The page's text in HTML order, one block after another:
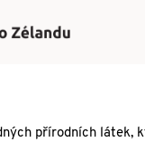
přírodních látek,